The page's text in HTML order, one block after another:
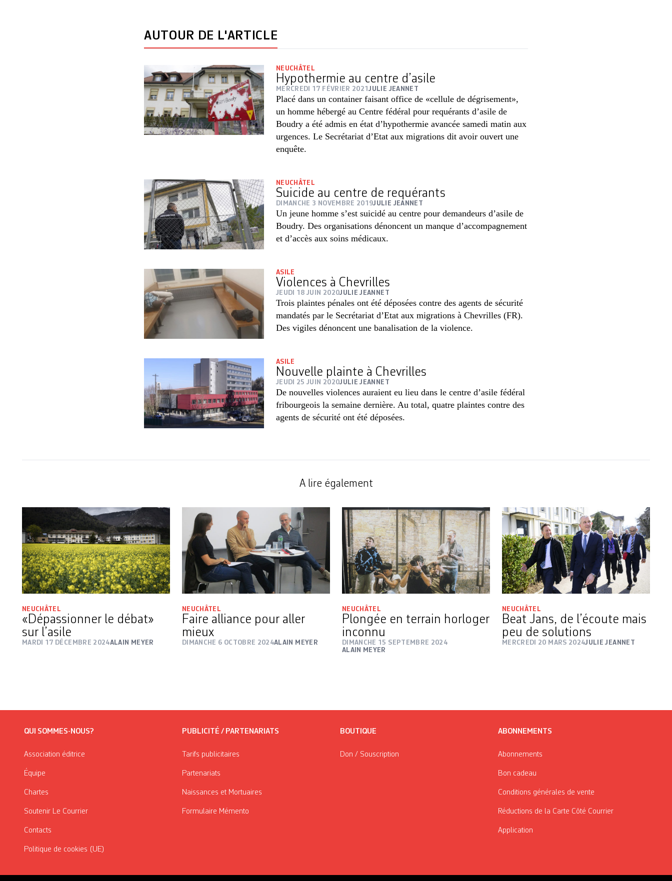
AUTOUR DE L'ARTICLE
NEUCHÂTEL
Hypothermie au centre d’asile
MERCREDI 17 FÉVRIER 2021JULIE JEANNET
Placé dans un container faisant office de «cellule de dégrisement»,
un homme hébergé au Centre fédéral pour requérants d’asile de
Boudry a été admis en état d’hypothermie avancée samedi matin aux
urgences. Le Secrétariat d’Etat aux migrations dit avoir ouvert une
enquête.
NEUCHÂTEL
Suicide au centre de requérants
DIMANCHE 3 NOVEMBRE 2019JULIE JEANNET
Un jeune homme s’est suicidé au centre pour demandeurs d’asile de
Boudry. Des organisations dénoncent un manque d’accompagnement
et d’accès aux soins médicaux.
ASILE
Violences à Chevrilles
JEUDI 18 JUIN 2020JULIE JEANNET
Trois plaintes pénales ont été déposées contre des agents de sécurité
mandatés par le Secrétariat d’Etat aux migrations à Chevrilles (FR).
Des vigiles dénoncent une banalisation de la violence.
ASILE
Nouvelle plainte à Chevrilles
JEUDI 25 JUIN 2020JULIE JEANNET
De nouvelles violences auraient eu lieu dans le centre d’asile fédéral
fribourgeois la semaine dernière. Au total, quatre plaintes contre des
agents de sécurité ont été déposées.
A lire également
NEUCHÂTEL
«Dépassionner le débat»
sur l’asile
MARDI 17 DÉCEMBRE 2024ALAIN MEYER
NEUCHÂTEL
Faire alliance pour aller
mieux
DIMANCHE 6 OCTOBRE 2024ALAIN MEYER
NEUCHÂTEL
Plongée en terrain horloger
inconnu
DIMANCHE 15 SEPTEMBRE 2024
ALAIN MEYER
NEUCHÂTEL
Beat Jans, de l’écoute mais
peu de solutions
MERCREDI 20 MARS 2024JULIE JEANNET
QUI SOMMES-NOUS?
Association éditrice
Équipe
Chartes
Soutenir Le Courrier
Contacts
Politique de cookies (UE)
PUBLICITÉ / PARTENARIATS
Tarifs publicitaires
Partenariats
Naissances et Mortuaires
Formulaire Mémento
BOUTIQUE
Don / Souscription
ABONNEMENTS
Abonnements
Bon cadeau
Conditions générales de vente
Réductions de la Carte Côté Courrier
Application